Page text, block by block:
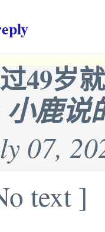
49岁
小鹿说
07,
text ]